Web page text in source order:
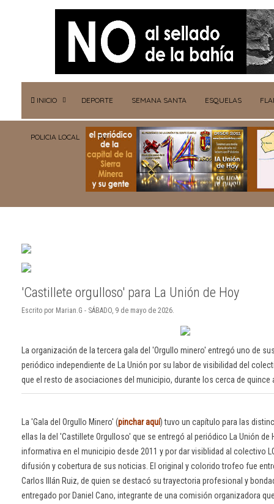
INICIO DEPORTE SEMANA SANTA ESQUELAS
POLICIA LOCAL TV
'Castillete orgulloso' para La Unión de Hoy
Escrito por Marian.G - SÁBADO, 9 de mayo de 2026.
La organización de la tercera gala del 'Orgullo minero' entregó uno de
periódico independiente de La Unión por su labor de visibilidad del
que el resto de asociaciones del municipio, durante los cerca de quince
La 'Gala del Orgullo Minero' (pinchar aquí) tuvo un capítulo para las
ellas la del 'Castillete Orgulloso' que se entregó al periódico La Unión de
informativa en el municipio desde 2011 y por dar visiblidad al colectivo
difusión y cobertura de sus noticias. El original y colorido trofeo fue
Carlos Illán Ruiz, de quien se destacó su trayectoria profesional y
entregado por Daniel Cano, integrante de una comisión organizadora